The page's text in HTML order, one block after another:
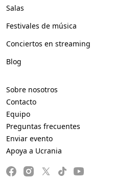
Salas
Festivales de música
Conciertos en streaming
Blog
Sobre nosotros
Contacto
Equipo
Preguntas frecuentes
Enviar evento
Apoya a Ucrania